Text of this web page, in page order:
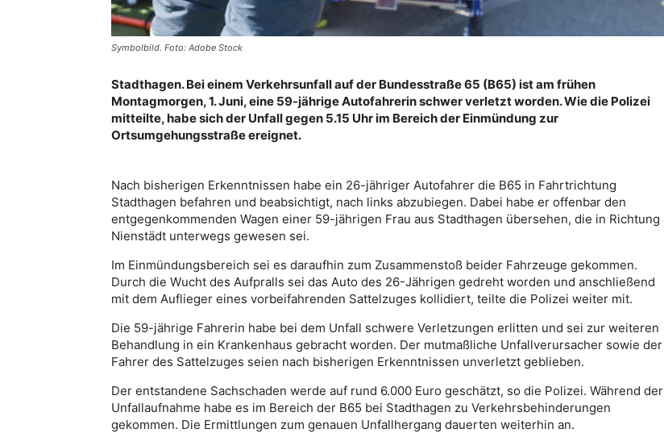
Symbolbild. Foto: Adobe Stock
Stadthagen. Bei einem Verkehrsunfall auf der Bundesstraße 65 (B65) ist am frühen
Montagmorgen, 1. Juni, eine 59-jährige Autofahrerin schwer verletzt worden. Wie die Polizei
mitteilte, habe sich der Unfall gegen 5.15 Uhr im Bereich der Einmündung zur
Ortsumgehungsstraße ereignet.
Nach bisherigen Erkenntnissen habe ein 26-jähriger Autofahrer die B65 in Fahrtrichtung
Stadthagen befahren und beabsichtigt, nach links abzubiegen. Dabei habe er offenbar den
entgegenkommenden Wagen einer 59-jährigen Frau aus Stadthagen übersehen, die in Richtung
Nienstädt unterwegs gewesen sei.
Im Einmündungsbereich sei es daraufhin zum Zusammenstoß beider Fahrzeuge gekommen.
Durch die Wucht des Aufpralls sei das Auto des 26-Jährigen gedreht worden und anschließend
mit dem Auflieger eines vorbeifahrenden Sattelzuges kollidiert, teilte die Polizei weiter mit.
Die 59-jährige Fahrerin habe bei dem Unfall schwere Verletzungen erlitten und sei zur weiteren
Behandlung in ein Krankenhaus gebracht worden. Der mutmaßliche Unfallverursacher sowie der
Fahrer des Sattelzuges seien nach bisherigen Erkenntnissen unverletzt geblieben.
Der entstandene Sachschaden werde auf rund 6.000 Euro geschätzt, so die Polizei. Während der
Unfallaufnahme habe es im Bereich der B65 bei Stadthagen zu Verkehrsbehinderungen
gekommen. Die Ermittlungen zum genauen Unfallhergang dauerten weiterhin an.